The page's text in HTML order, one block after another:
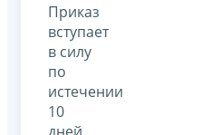
Приказ
вступает
в силу
по
истечении
10